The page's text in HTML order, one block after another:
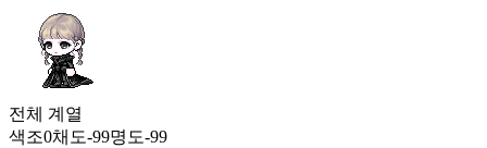
하보크 제복
183
502
전체 계열
색조0채도-99명도-99